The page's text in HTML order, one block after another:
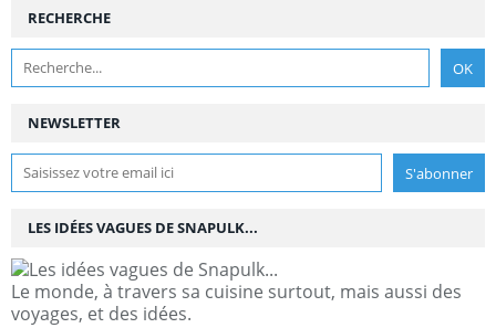
NEWSLETTER
RECHERCHE
LES IDÉES VAGUES DE SNAPULK...
Le monde, à travers sa cuisine surtout, mais aussi des
voyages, et des idées.